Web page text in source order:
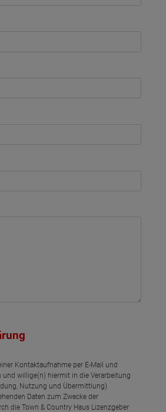
Kontaktaufnahme per E-Mail und
und willige(n) hiermit in die Verarbeitung
Nutzung und Übermittlung)
Daten zum Zwecke der
die Town & Country Haus Lizenzgeber